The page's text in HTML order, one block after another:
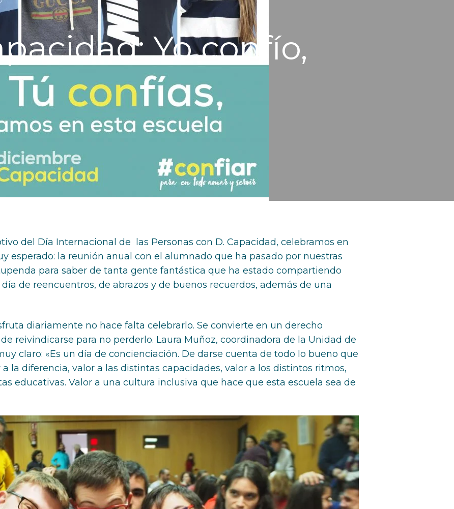
Yo confío,
del Día Internacional de las Personas con D. Capacidad, celebramos en
esperado: la reunión anual con el alumnado que ha pasado por nuestras
para saber de tanta gente fantástica que ha estado compartiendo
de reencuentros, de abrazos y de buenos recuerdos, además de una
diariamente no hace falta celebrarlo. Se convierte en un derecho
reivindicarse para no perderlo. Laura Muñoz, coordinadora de la Unidad de
claro: «Es un día de concienciación. De darse cuenta de todo lo bueno que
la diferencia, valor a las distintas capacidades, valor a los distintos ritmos,
educativas. Valor a una cultura inclusiva que hace que esta escuela sea de